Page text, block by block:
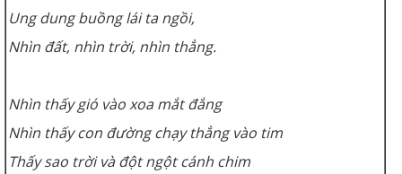
Ung dung buồng lái ta ngồi,
Nhìn đất, nhìn trời, nhìn thẳng.
Nhìn thấy gió vào xoa mắt đắng
Nhìn thấy con đường chạy thẳng vào tim
Thấy sao trời và đột ngột cánh chim